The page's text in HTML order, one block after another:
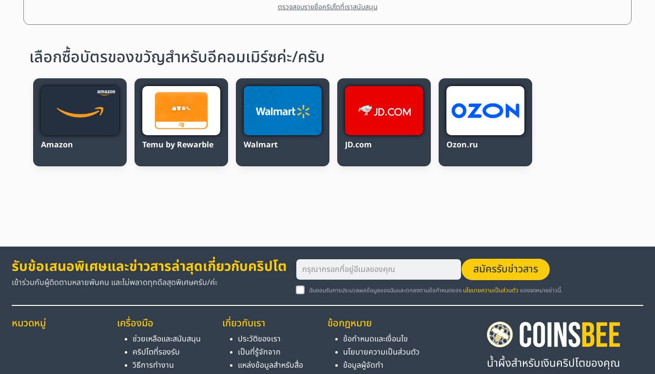
ตรวจสอบรายชื่อคริปโตที่เราสนับสนุน
เลือกซื้อบัตรของขวัญสำหรับอีคอมเมิร์ซค่ะ/ครับ
Amazon Temu by Rewarble Walmart JD.com Ozon.ru
รับข้อเสนอพิเศษและข่าวสารล่าสุดเกี่ยวกับคริปโต
เข้าร่วมกับผู้ติดตามหลายพันคน และไม่พลาดทุกดีลสุดพิเศษครับ/ค่ะ
สมัครรับข่าวสาร
ฉันยอมรับการประมวลผลข้อมูลของฉันและตกลงตามข้อกำหนดของ นโยบายความเป็นส่วนตัว ของจดหมายข่าวนี้.
หมวดหมู่ เครื่องมือ
ช่วยเหลือและสนับสนุน
คริปโตที่รองรับ
วิธีการทำงาน
เกี่ยวกับเรา
ประวัติของเรา
เป็นที่รู้จักจาก
แหล่งข้อมูลสำหรับสื่อ
ข้อกฎหมาย
ข้อกำหนดและเงื่อนไข
นโยบายความเป็นส่วนตัว
ข้อมูลผู้จัดทำ
น้ำผึ้งสำหรับเงินคริปโตของคุณ